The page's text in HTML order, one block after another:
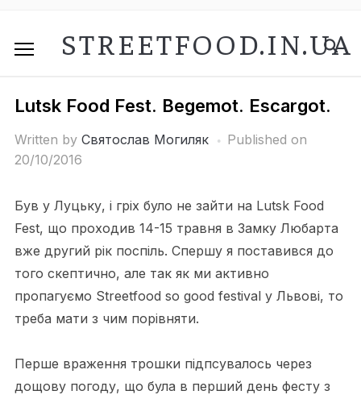
STREETFOOD.IN.UA
Lutsk Food Fest. Begemot. Escargot.
Written by Святослав Могиляк
Published on
20/10/2016
Був у Луцьку, і гріх було не зайти на Lutsk Food
Fest, що проходив 14-15 травня в Замку Любарта
вже другий рік поспіль. Спершу я поставився до
того скептично, але так як ми активно
пропагуємо Streetfood so good festival у Львові, то
треба мати з чим порівняти.
Перше враження трошки підпсувалось через
дощову погоду, що була в перший день фесту з